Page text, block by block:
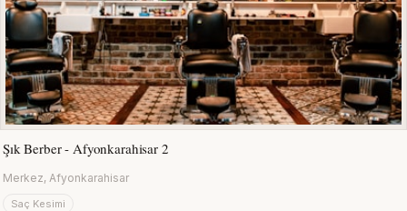
Şık Berber - Afyonkarahisar 2
Merkez, Afyonkarahisar
Saç Kesimi